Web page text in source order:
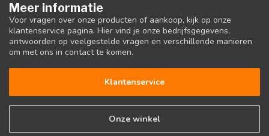
Meer informatie
Voor vragen over onze producten of aankoop, kijk op onze
klantenservice pagina. Hier vind je onze bedrijfsgegevens,
antwoorden op veelgestelde vragen en verschillende manieren
om met ons in contact te komen.
Klantenservice
Onze winkel